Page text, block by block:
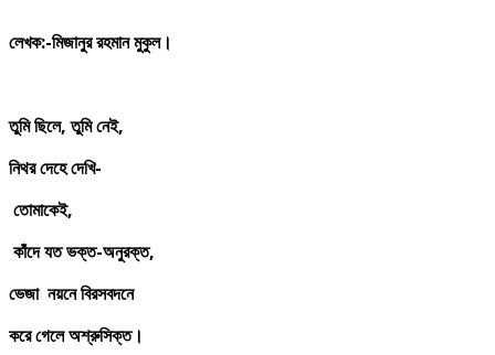
লেখক:-মিজানুররহমানমুকুল।
তুমিছিলে,তুমিনেই,
নিথরদেহেদেখি-
তোমাকেই,
কাঁদেযতভক্ত-অনুরক্ত,
ভেজা নয়নেবিরসবদনে
করেগেলেঅশ্রুসিক্ত।